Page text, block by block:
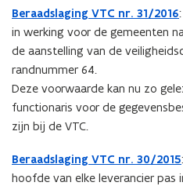
s
t
a
n
d
o
p
n
Beraadslaging VTC nr. 31/2016
in werking voor de gemeenten
de aanstelling van de
randnummer 64.
Deze voorwaarde kan nu zo
functionaris voor de
zijn bij de VTC.
Beraadslaging VTC nr. 30/2015
hoofde van elke leverancier